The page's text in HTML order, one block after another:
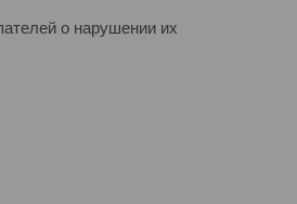
о нарушении их